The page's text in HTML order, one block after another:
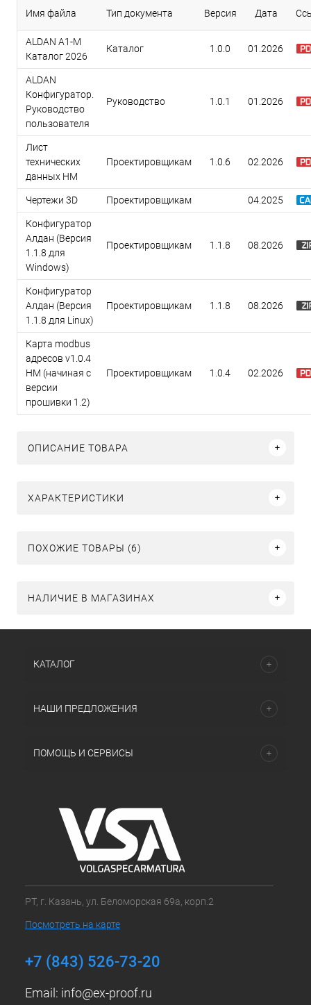
Имя файла Тип документа Версия Дата
ALDAN A1-M
Каталог 2026
Каталог 1.0.0 01.2026
ALDAN
Конфигуратор.
Руководство
пользователя
Руководство 1.0.1 01.2026
Лист
технических
данных HM
Проектировщикам 1.0.6 02.2026
Чертежи 3D Проектировщикам 04.2025
Конфигуратор
Алдан (Версия
1.1.8 для
Windows)
Проектировщикам 1.1.8 08.2026
Конфигуратор
Алдан (Версия
1.1.8 для Linux)
Проектировщикам 1.1.8 08.2026
Карта modbus
адресов v1.0.4
HM (начиная с
версии
прошивки 1.2)
Проектировщикам 1.0.4 02.2026
ОПИСАНИЕ ТОВАРА
ХАРАКТЕРИСТИКИ
ПОХОЖИЕ ТОВАРЫ (6)
НАЛИЧИЕ В МАГАЗИНАХ
КАТАЛОГ
НАШИ ПРЕДЛОЖЕНИЯ
ПОМОЩЬ И СЕРВИСЫ
РТ, г. Казань, ул. Беломорская 69а, корп.2
Посмотреть на карте
+7 (843) 526-73-20
Email: info@ex-proof.ru